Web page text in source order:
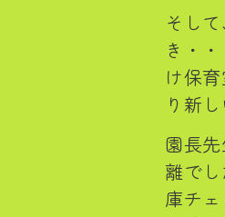
そし
き・
け保
り新
園長
離で
庫チ